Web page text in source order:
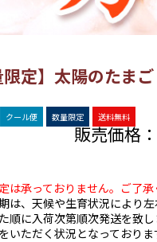
限定】太陽のたま
クール便 数量限定 送料無料
販売価格：
は承っておりません。ご了承
は、天候や生育状況により
順に入荷次第順次発送を致
いただく状況となっておりま